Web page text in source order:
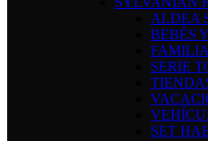
ALDEA
BEBÉS
SERIE
SET